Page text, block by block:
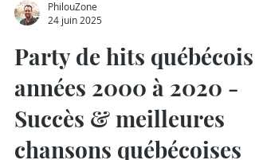
PhilouZone
24 juin 2025
Party de hits québécois
années 2000 à 2020 -